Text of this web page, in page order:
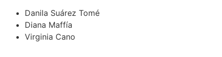
Danila Suárez Tomé
Diana Maffía
Virginia Cano